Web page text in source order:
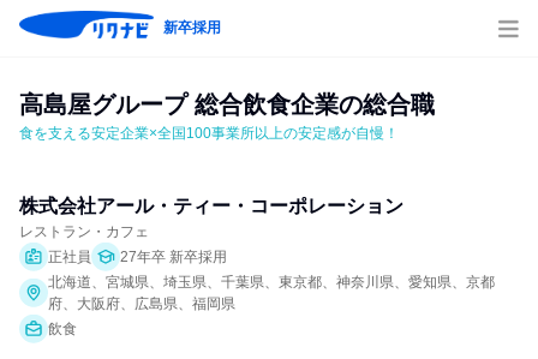
新卒採用
高島屋グループ 総合飲食企業の総合職
食を支える安定企業×全国100事業所以上の安定感が自慢！
株式会社アール・ティー・コーポレーション
レストラン・カフェ
正社員
27年卒 新卒採用
北海道、宮城県、埼玉県、千葉県、東京都、神奈川県、愛知県、京都
府、大阪府、広島県、福岡県
飲食